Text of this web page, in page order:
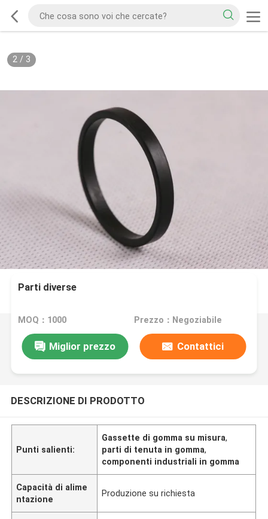
2/ 3
Parti diverse
MOQ：1000 Prezzo：Negoziabile
Miglior prezzo Contattici
DESCRIZIONE DI PRODOTTO
Punti salienti:
Gassette di gomma su misura,
parti di tenuta in gomma,
componenti industriali in gomma
Capacità di alime
ntazione
Produzione su richiesta